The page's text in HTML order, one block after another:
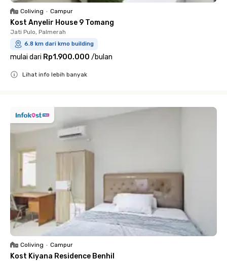
Coliving • Campur
Kost Anyelir House 9 Tomang
Jati Pulo, Palmerah
6.8 km dari kmo building
mulai dari Rp1.900.000 /bulan
Lihat info lebih banyak
Coliving • Campur
Kost Kiyana Residence Benhil